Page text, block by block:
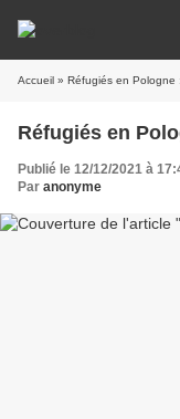
Accueil » Réfugiés en Pologne
Réfugiés en
Publié le 12/12/2021 à
Par anonyme